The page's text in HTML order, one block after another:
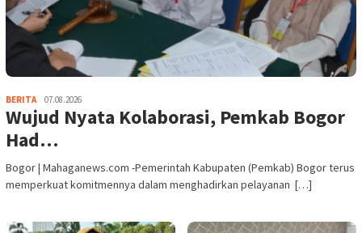
BERITA 07.08.2026
Wujud Nyata Kolaborasi, Pemkab Bogor
Had…
Bogor | Mahaganews.com -Pemerintah Kabupaten (Pemkab) Bogor terus
memperkuat komitmennya dalam menghadirkan pelayanan […]